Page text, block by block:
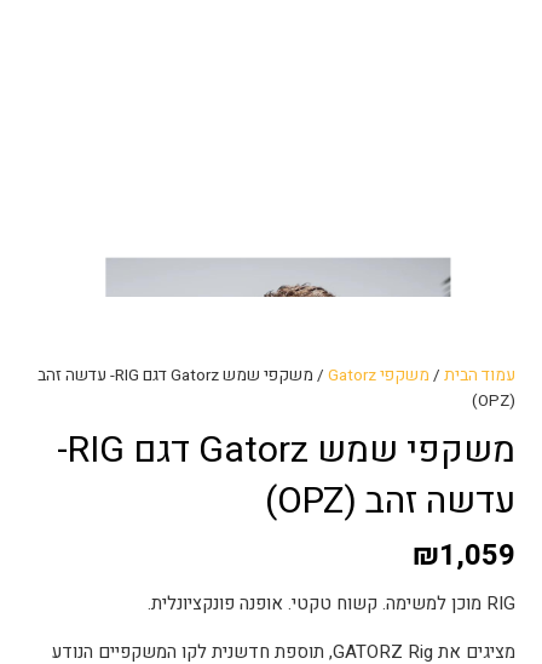
עמוד הבית / משקפי Gatorz
/ משקפי שמש Gatorz דגם RIG- עדשה זהב
(OPZ)
משקפי שמש Gatorz דגם RIG-
עדשה זהב (OPZ)
₪1,059
RIG מוכן למשימה. קשוח טקטי. אופנה פונקציונלית.
מציגים את GATORZ Rig, תוספת חדשנית לקו המשקפיים הנודע